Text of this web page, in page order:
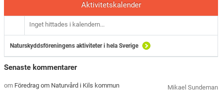
Aktivitetskalender
Inget hittades i kalendern...
Naturskyddsföreningens aktiviteter i hela Sverige
Senaste kommentarer
Mikael Sundeman
om Föredrag om Naturvård i Kils kommun